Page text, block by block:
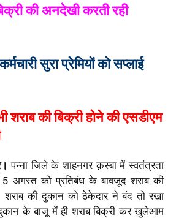
की अनदेखी करती रही
सुरा प्रेमियों को सप्लाई
शराब की बिक्री होने की एसडीएम
पन्ना जिले के शाहनगर क़स्बा में स्वतंत्रता
अगस्त को प्रतिबंध के बावजूद शराब की
शराब की दुकान को ठेकेदार ने बंद तो रखा
के बाजू में ही शराब बिक्री कर खुलेआम